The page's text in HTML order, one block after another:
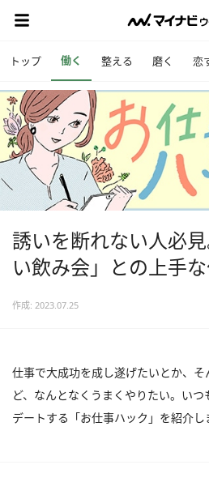
トップ 働く 整える 磨く 恋
誘いを断れない人必
い飲み会」との上手
作成: 2023.07.25
仕事で大成功を成し遂げたいとか、
ど、なんとなくうまくやりたい。い
デートする「お仕事ハック」を紹介し